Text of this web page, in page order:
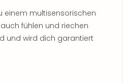
einem multisensorischen
fühlen und riechen
und wird dich garantiert